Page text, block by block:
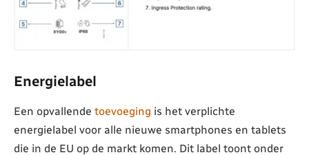
Energielabel
Een opvallende toevoeging is het verplichte
energielabel voor alle nieuwe smartphones en tablets
die in de EU op de markt komen. Dit label toont onder